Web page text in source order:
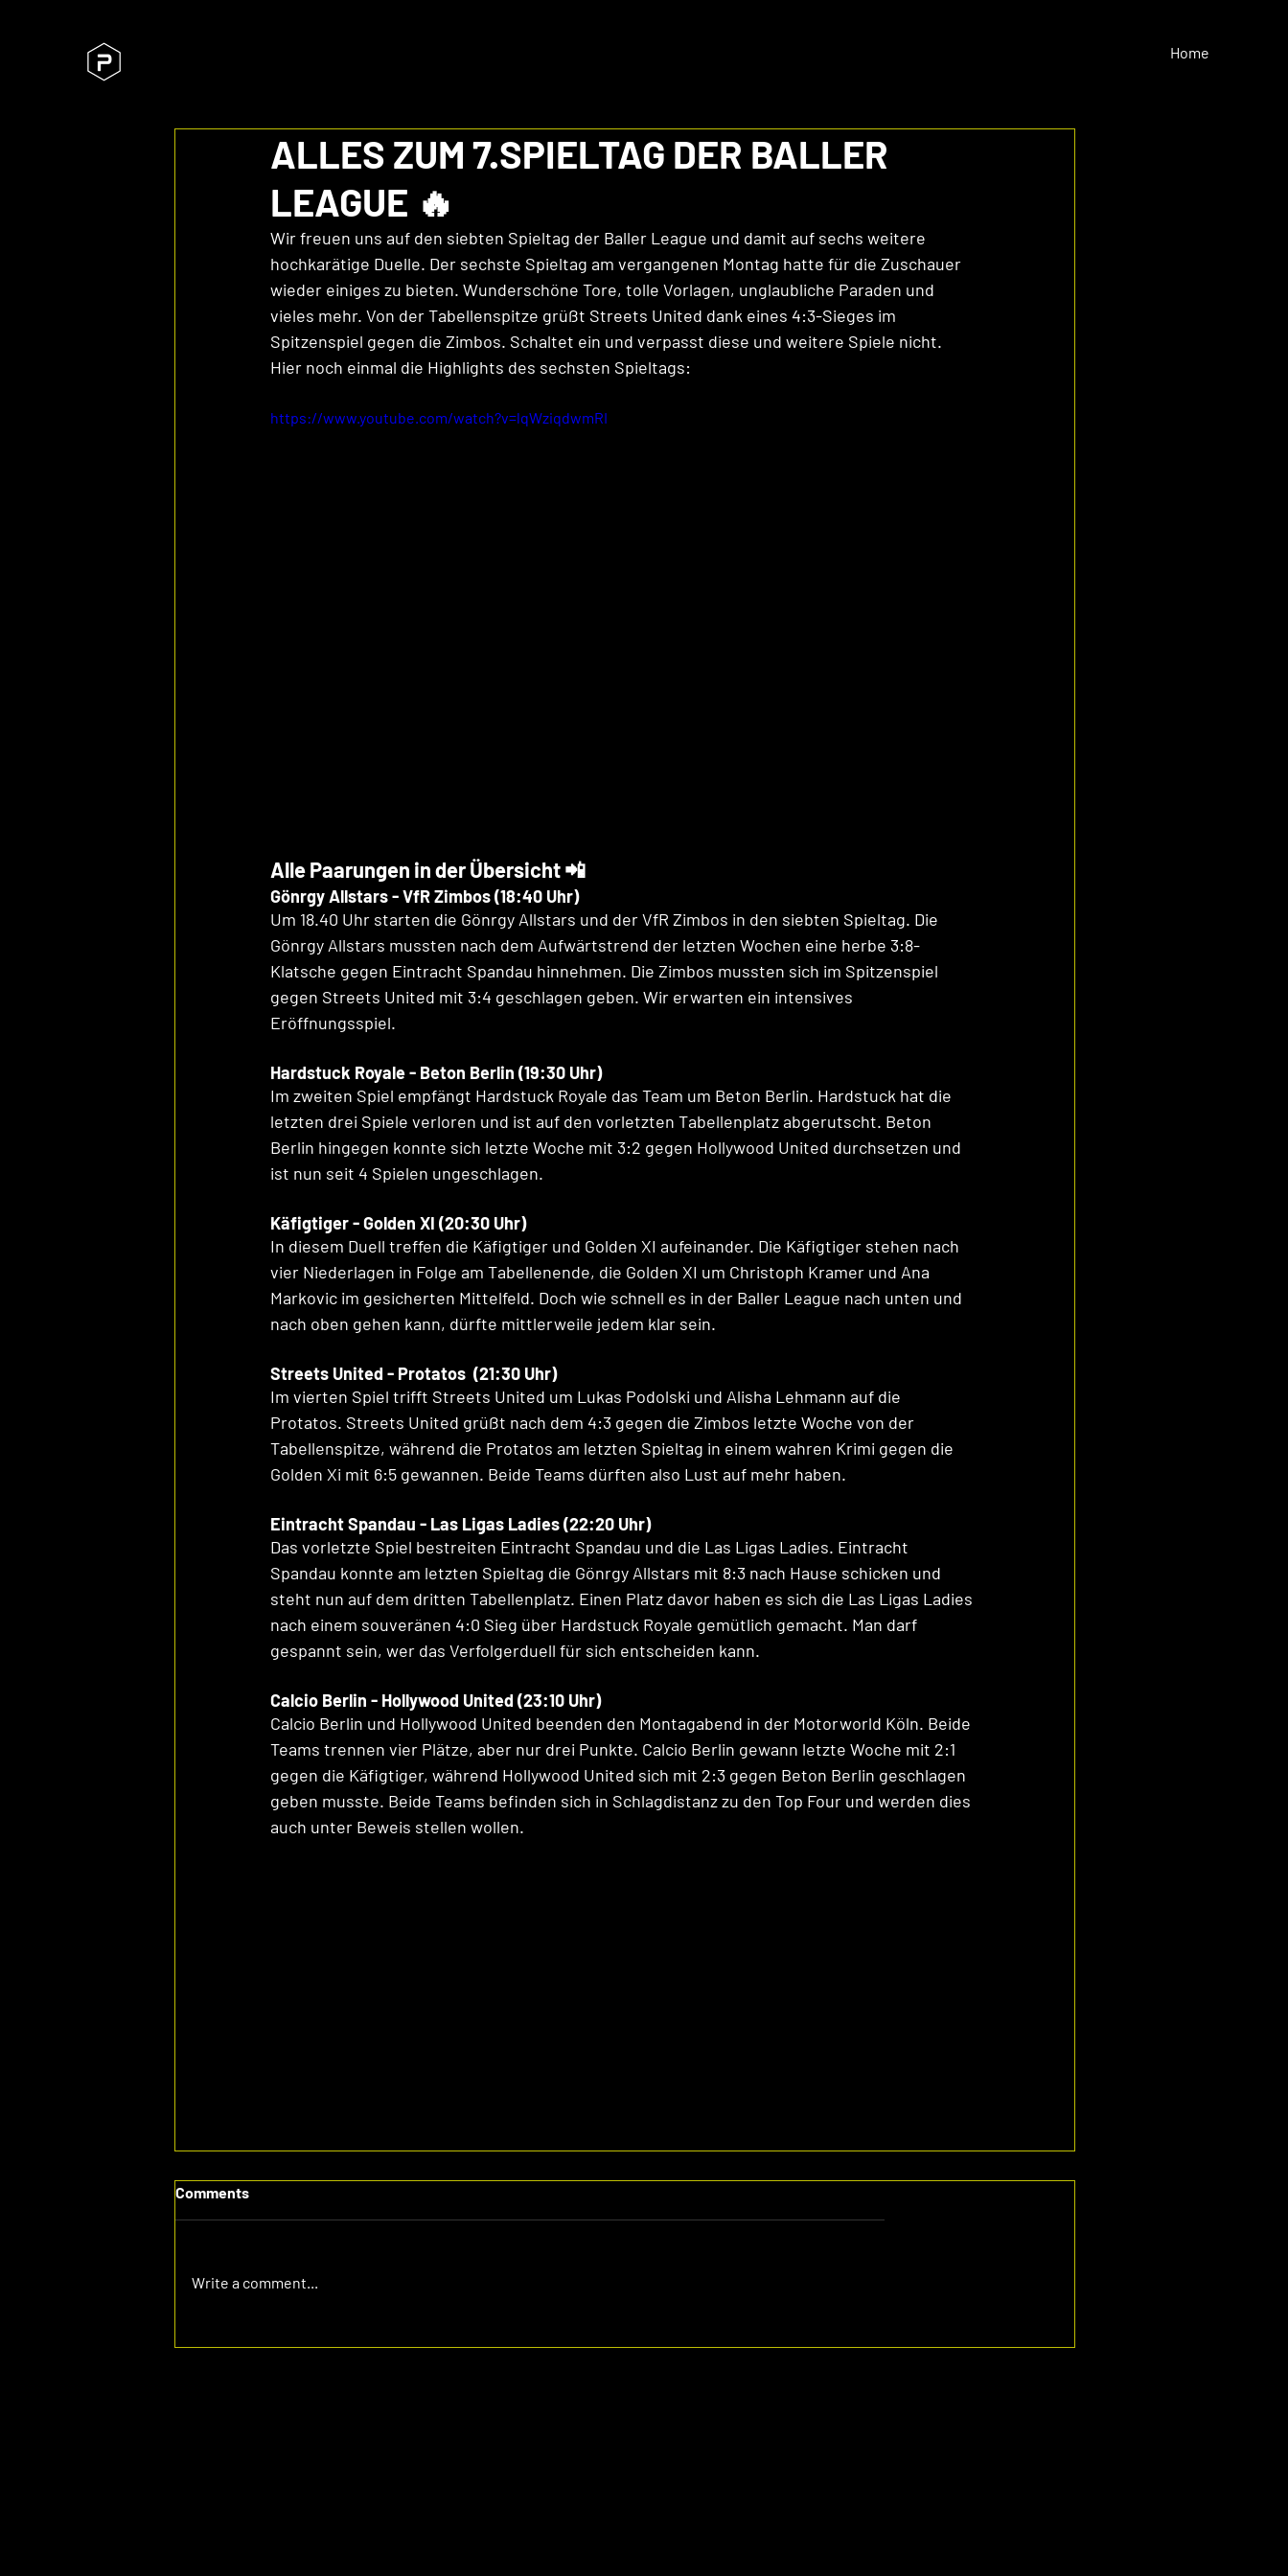
Home
ALLES ZUM 7.SPIELTAG DER BALLER
LEAGUE 🔥
Wir freuen uns auf den siebten Spieltag der Baller League und damit auf sechs weitere
hochkarätige Duelle. Der sechste Spieltag am vergangenen Montag hatte für die Zuschauer
wieder einiges zu bieten. Wunderschöne Tore, tolle Vorlagen, unglaubliche Paraden und
vieles mehr. Von der Tabellenspitze grüßt Streets United dank eines 4:3-Sieges im
Spitzenspiel gegen die Zimbos. Schaltet ein und verpasst diese und weitere Spiele nicht.
Hier noch einmal die Highlights des sechsten Spieltags:
https://www.youtube.com/watch?v=lqWziqdwmRI
Alle Paarungen in der Übersicht 📲
Gönrgy Allstars - VfR Zimbos (18:40 Uhr)
Um 18.40 Uhr starten die Gönrgy Allstars und der VfR Zimbos in den siebten Spieltag. Die
Gönrgy Allstars mussten nach dem Aufwärtstrend der letzten Wochen eine herbe 3:8-
Klatsche gegen Eintracht Spandau hinnehmen. Die Zimbos mussten sich im Spitzenspiel
gegen Streets United mit 3:4 geschlagen geben. Wir erwarten ein intensives
Eröffnungsspiel.
Hardstuck Royale - Beton Berlin (19:30 Uhr)
Im zweiten Spiel empfängt Hardstuck Royale das Team um Beton Berlin. Hardstuck hat die
letzten drei Spiele verloren und ist auf den vorletzten Tabellenplatz abgerutscht. Beton
Berlin hingegen konnte sich letzte Woche mit 3:2 gegen Hollywood United durchsetzen und
ist nun seit 4 Spielen ungeschlagen.
Käfigtiger - Golden XI (20:30 Uhr)
In diesem Duell treffen die Käfigtiger und Golden XI aufeinander. Die Käfigtiger stehen nach
vier Niederlagen in Folge am Tabellenende, die Golden XI um Christoph Kramer und Ana
Markovic im gesicherten Mittelfeld. Doch wie schnell es in der Baller League nach unten und
nach oben gehen kann, dürfte mittlerweile jedem klar sein.
Streets United - Protatos  (21:30 Uhr)
Im vierten Spiel trifft Streets United um Lukas Podolski und Alisha Lehmann auf die
Protatos. Streets United grüßt nach dem 4:3 gegen die Zimbos letzte Woche von der
Tabellenspitze, während die Protatos am letzten Spieltag in einem wahren Krimi gegen die
Golden Xi mit 6:5 gewannen. Beide Teams dürften also Lust auf mehr haben.
Eintracht Spandau - Las Ligas Ladies (22:20 Uhr)
Das vorletzte Spiel bestreiten Eintracht Spandau und die Las Ligas Ladies. Eintracht
Spandau konnte am letzten Spieltag die Gönrgy Allstars mit 8:3 nach Hause schicken und
steht nun auf dem dritten Tabellenplatz. Einen Platz davor haben es sich die Las Ligas Ladies
nach einem souveränen 4:0 Sieg über Hardstuck Royale gemütlich gemacht. Man darf
gespannt sein, wer das Verfolgerduell für sich entscheiden kann.
Calcio Berlin - Hollywood United (23:10 Uhr)
Calcio Berlin und Hollywood United beenden den Montagabend in der Motorworld Köln. Beide
Teams trennen vier Plätze, aber nur drei Punkte. Calcio Berlin gewann letzte Woche mit 2:1
gegen die Käfigtiger, während Hollywood United sich mit 2:3 gegen Beton Berlin geschlagen
geben musste. Beide Teams befinden sich in Schlagdistanz zu den Top Four und werden dies
auch unter Beweis stellen wollen.
Comments
Write a comment...